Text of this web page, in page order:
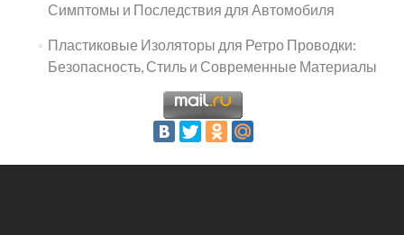
Симптомы и Последствия для Автомобиля
Пластиковые Изоляторы для Ретро Проводки:
Безопасность, Стиль и Современные Материалы